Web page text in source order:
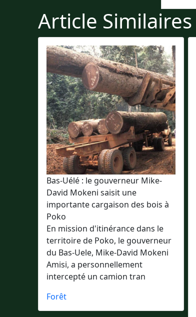
Article Similaires
Bas-Uélé : le gouverneur Mike-
David Mokeni saisit une
importante cargaison des bois à
Poko
En mission d'itinérance dans le
territoire de Poko, le gouverneur
du Bas-Uele, Mike-David Mokeni
Amisi, a personnellement
intercepté un camion tran
Forêt